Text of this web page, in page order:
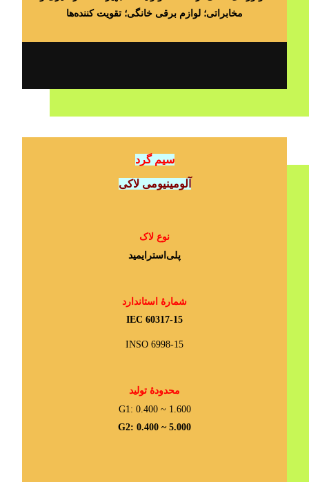
مخابراتی؛ لوازم برقی خانگی؛ تقویت کننده‌ها
سیم گرد
آلومینیومی لاکی
نوع لاک
پلی‌استرایمید
شمارۀ استاندارد
IEC 60317-15
INSO 6998-15
محدودۀ تولید
G1: 0.400 ~ 1.600
G2: 0.400 ~ 5.000